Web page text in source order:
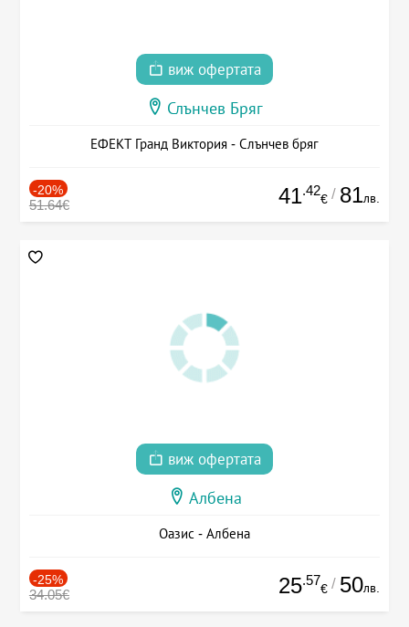
виж офертата
Слънчев Бряг
ЕФЕКТ Гранд Виктория - Слънчев бряг
-20%
51.64€ 41.42
€ / 81лв.
виж офертата
Албена
Оазис - Албена
-25%
34.05€ 25.57
€ / 50лв.